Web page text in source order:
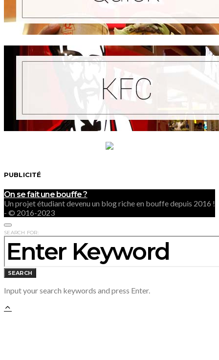
PUBLICITÉ
On se fait une bouffe ?
Un projet étudiant devenu un blog riche en bouffe depuis 2016 !
- © 2016-2023
SEARCH FOR:
SEARCH
Input your search keywords and press Enter.